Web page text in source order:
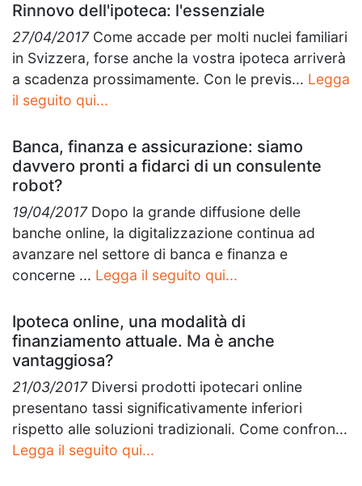
Rinnovo dell'ipoteca: l'essenziale
27/04/2017Come accade per molti nuclei familiari
in Svizzera, forse anche la vostra ipoteca arriverà
a scadenza prossimamente. Con le previs... Legga
il seguito qui...
Banca, finanza e assicurazione: siamo
davvero pronti a fidarci di un consulente
robot?
19/04/2017Dopo la grande diffusione delle
banche online, la digitalizzazione continua ad
avanzare nel settore di banca e finanza e
concerne ... Legga il seguito qui...
Ipoteca online, una modalità di
finanziamento attuale. Ma è anche
vantaggiosa?
21/03/2017Diversi prodotti ipotecari online
presentano tassi significativamente inferiori
rispetto alle soluzioni tradizionali. Come confron...
Legga il seguito qui...